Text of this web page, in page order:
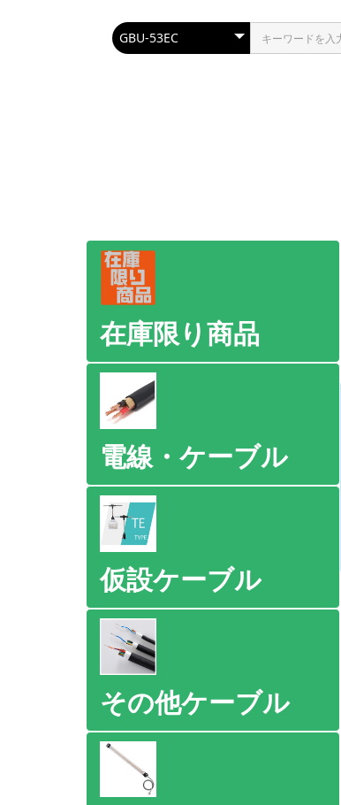
在庫限り商品
電線・ケーブル
仮設ケーブル
その他ケーブル